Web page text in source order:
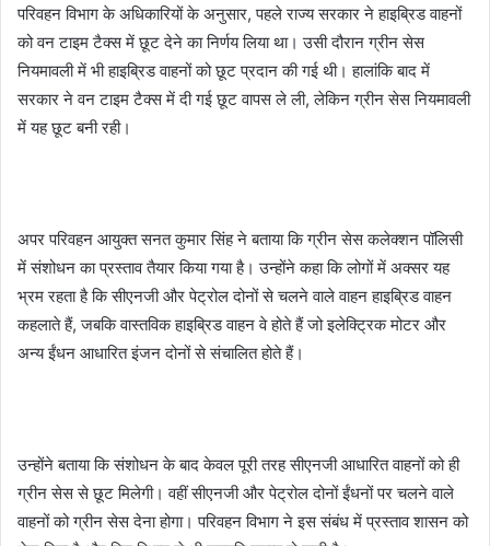
परिवहन विभाग के अधिकारियों के अनुसार, पहले राज्य सरकार ने हाइब्रिड वाहनों
को वन टाइम टैक्स में छूट देने का निर्णय लिया था। उसी दौरान ग्रीन सेस
नियमावली में भी हाइब्रिड वाहनों को छूट प्रदान की गई थी। हालांकि बाद में
सरकार ने वन टाइम टैक्स में दी गई छूट वापस ले ली, लेकिन ग्रीन सेस नियमावली
में यह छूट बनी रही।
अपर परिवहन आयुक्त सनत कुमार सिंह ने बताया कि ग्रीन सेस कलेक्शन पॉलिसी
में संशोधन का प्रस्ताव तैयार किया गया है। उन्होंने कहा कि लोगों में अक्सर यह
भ्रम रहता है कि सीएनजी और पेट्रोल दोनों से चलने वाले वाहन हाइब्रिड वाहन
कहलाते हैं, जबकि वास्तविक हाइब्रिड वाहन वे होते हैं जो इलेक्ट्रिक मोटर और
अन्य ईंधन आधारित इंजन दोनों से संचालित होते हैं।
उन्होंने बताया कि संशोधन के बाद केवल पूरी तरह सीएनजी आधारित वाहनों को ही
ग्रीन सेस से छूट मिलेगी। वहीं सीएनजी और पेट्रोल दोनों ईंधनों पर चलने वाले
वाहनों को ग्रीन सेस देना होगा। परिवहन विभाग ने इस संबंध में प्रस्ताव शासन को